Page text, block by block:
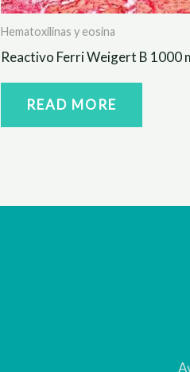
Hematoxilinas y eosina
Reactivo Ferri Weigert B 1000
READ MORE